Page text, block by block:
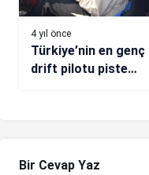
4 yıl önce
Türkiye’nin en genç
drift pilotu piste
Bir Cevap Yaz